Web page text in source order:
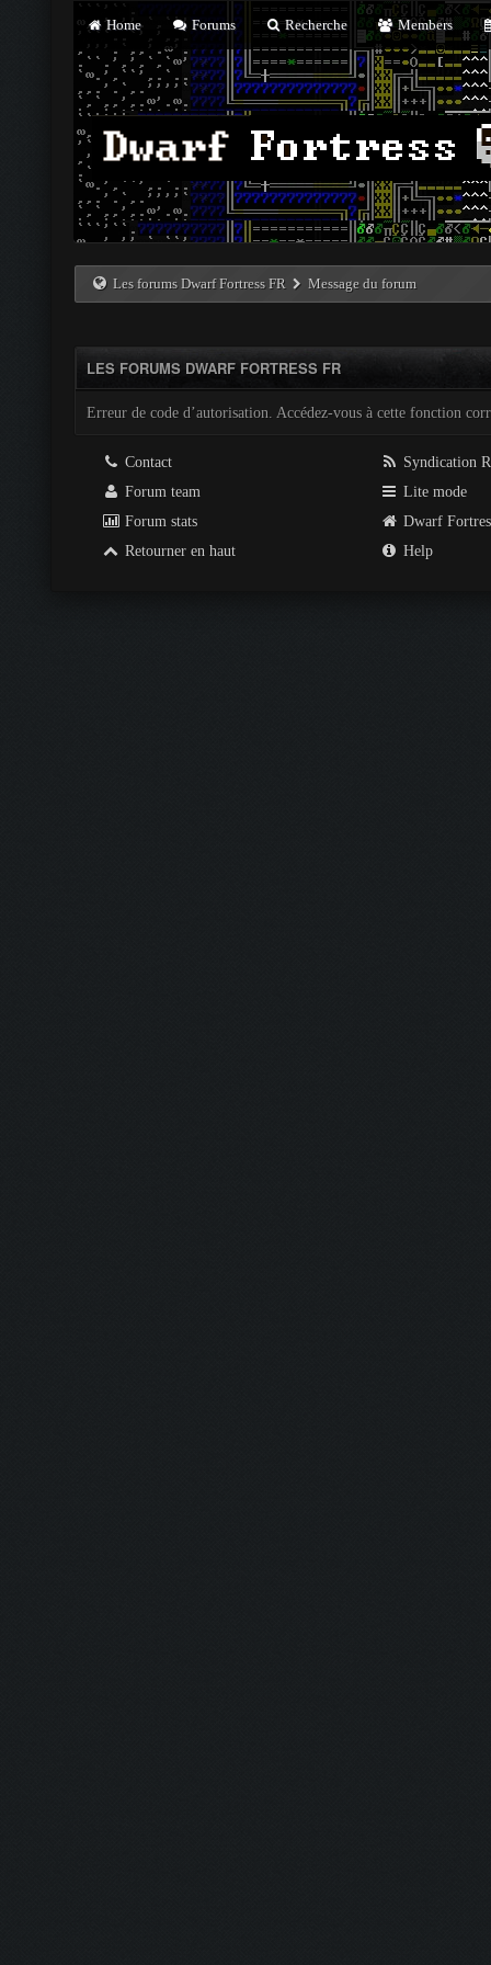
Home Forums Recherche Members
Les forums Dwarf Fortress FR Message du forum
LES FORUMS DWARF FORTRESS FR
Erreur de code d’autorisation. Accédez-vous à cette fonction
Contact
Forum team
Forum stats
Retourner en haut
Syndication
Lite mode
Dwarf
Help